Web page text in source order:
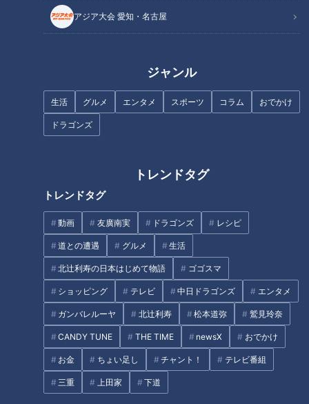
アジア大会 愛知・名古屋
ジャンル
生活 グルメ エンタメ スポーツ コラム おでかけ
ドラゴンズ
トレンドタグ
トレンドタグ
動画 友廣南実 ドラゴンズ レシピ
道との遭遇 グルメ 生活
北辻利寿の日本はじめて物語 ゴゴスマ
ショッピング テレビ 中日ドラゴンズ エンタメ
ガンバレルーヤ 北辻利寿 松本道弥 鷲見玲奈
CANDY TUNE THE TIME newsX おでかけ
お金 ちょい足し チャント！ テレビ番組
三重 上田家 下道
大須で味わう新感覚の手羽先！
ス」がオープン！1万点以上のコ
レクションを持つ“昭和愛好
ラゴンズファンが集う「関東燃
観光マップには載っていな
い！？伊勢神宮の穴場スポッ
ト！国内外からお客さんが来る
たこ焼き店とは？
入社2年目さわやかアナウンサ
ーが、愛知県犬山市の町中華の
異色メニュー『どんでん丼』を
調査！地元の愛されフードに迫